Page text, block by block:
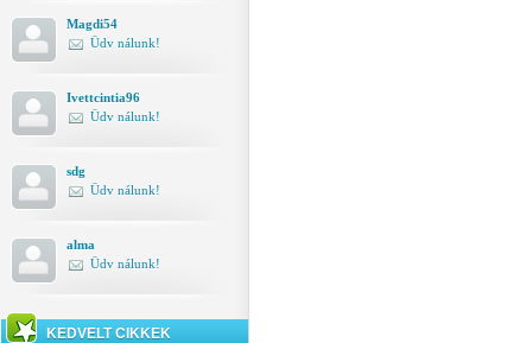
Magdi54
Üdv nálunk!
Ivettcintia96
Üdv nálunk!
sdg
Üdv nálunk!
alma
Üdv nálunk!
KEDVELT CIKKEK